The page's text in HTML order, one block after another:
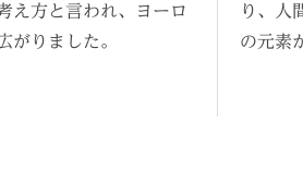
え方と言われ、ヨーロ
がりました。
り、人
の元素